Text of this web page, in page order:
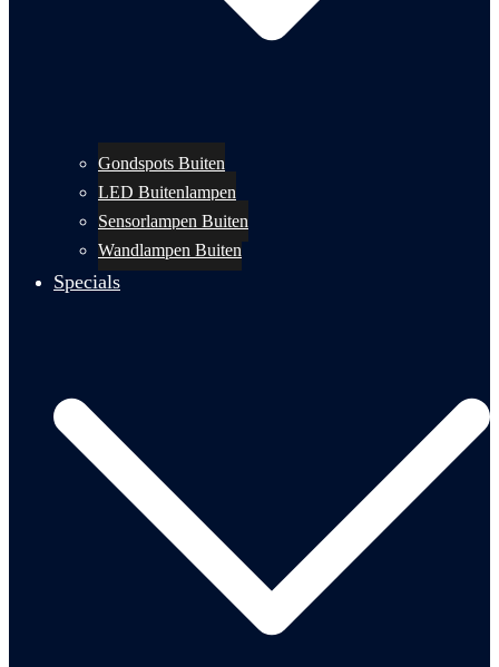
Gondspots Buiten
LED Buitenlampen
Sensorlampen Buiten
Wandlampen Buiten
Specials